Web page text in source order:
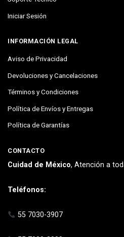
Iniciar Sesión
INFORMACIÓN LEGAL
Aviso de Privacidad
Devoluciones y Cancelaciones
Términos y Condiciones
Política de Envíos y Entregas
Política de Garantías
CONTACTO
Cuidad de México, Atención a
Teléfonos:
55 7030-3907